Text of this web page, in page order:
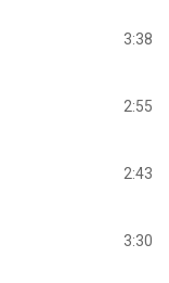
3:38
2:55
2:43
3:30